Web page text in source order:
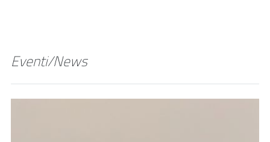
Eventi/News